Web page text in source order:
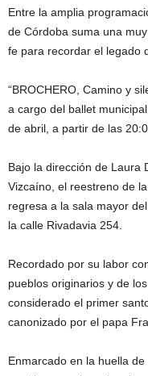
Entre la amplia
de Córdoba suma una
fe para recordar el legado
“BROCHERO, Camino y
a cargo del ballet
de abril, a partir de las
Bajo la dirección de Laura
Vizcaíno, el reestreno de
regresa a la sala mayor
la calle Rivadavia 254.
Recordado por su labor
pueblos originarios y de
considerado el primer
canonizado por el papa
Enmarcado en la huella